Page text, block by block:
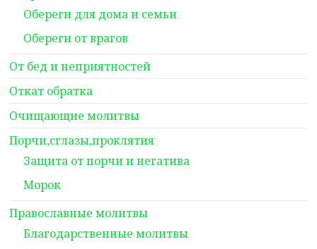
Обереги для дома и семьи
Обереги от врагов
От бед и неприятностей
Откат обратка
Очищающие молитвы
Порчи,сглазы,проклятия
Защита от порчи и негатива
Морок
Православные молитвы
Благодарственные молитвы